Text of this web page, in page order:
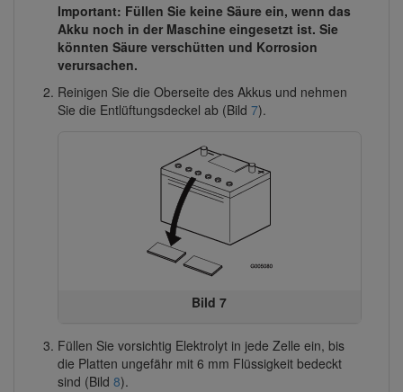
Important: Füllen Sie keine Säure ein, wenn das
Akku noch in der Maschine eingesetzt ist. Sie
könnten Säure verschütten und Korrosion
verursachen.
Reinigen Sie die Oberseite des Akkus und nehmen
Sie die Entlüftungsdeckel ab (Bild 7).
Bild 7
Füllen Sie vorsichtig Elektrolyt in jede Zelle ein, bis
die Platten ungefähr mit 6 mm Flüssigkeit bedeckt
sind (Bild 8).